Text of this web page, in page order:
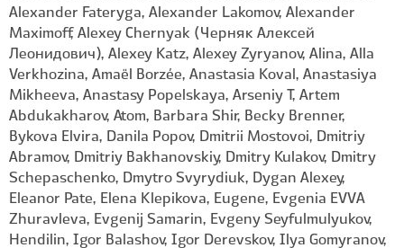
Alexander Fateryga, Alexander Lakomov, Alexander
Maximoff, Alexey Chernyak (Черняк Алексей
Леонидович), Alexey Katz, Alexey Zyryanov, Alina, Alla
Verkhozina, Amaël Borzée, Anastasia Koval, Anastasiya
Mikheeva, Anastasy Popelskaya, Arseniy T, Artem
Abdukakharov, Atom, Barbara Shir, Becky Brenner,
Bykova Elvira, Danila Popov, Dmitrii Mostovoi, Dmitriy
Abramov, Dmitriy Bakhanovskiy, Dmitry Kulakov, Dmitry
Schepaschenko, Dmytro Svyrydiuk, Dygan Alexey,
Eleanor Pate, Elena Klepikova, Eugene, Evgenia EVVA
Zhuravleva, Evgenij Samarin, Evgeny Seyfulmulyukov,
Hendilin, Igor Balashov, Igor Derevskov, Ilya Gomyranov,